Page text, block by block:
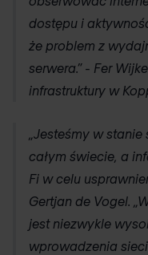
dostępu i
że problem z
serwera.” - Fer
infrastruktury w
„Jesteśmy w
całym świecie, a
Fi w celu
Gertjan de Vogel.
jest niezwykle
wprowadzenia